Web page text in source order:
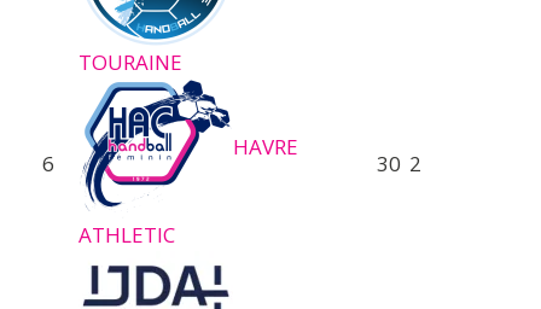
TOURAINE
6
HAVRE
ATHLETIC
30 2